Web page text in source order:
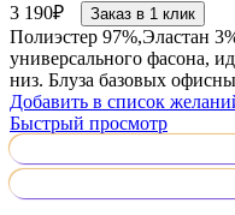
3 190₽ Заказ в 1 клик
Полиэстер 97%,Эластан
универсального фасона,
низ. Блуза базовых
Добавить в список
Быстрый просмотр